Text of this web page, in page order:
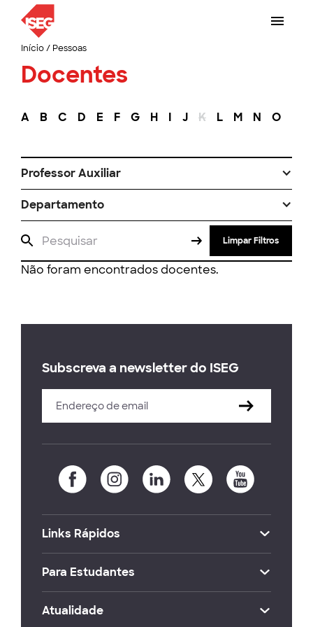
Início/ Pessoas
Docentes
A B C D E F G H I J K L M N O
Professor Auxiliar
Departamento
Limpar Filtros
Não foram encontrados docentes.
Subscreva a newsletter do ISEG
Links Rápidos
Para Estudantes
Atualidade